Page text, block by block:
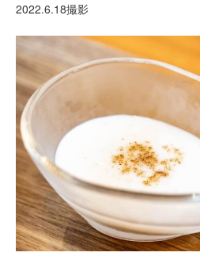
2022.6.18撮影